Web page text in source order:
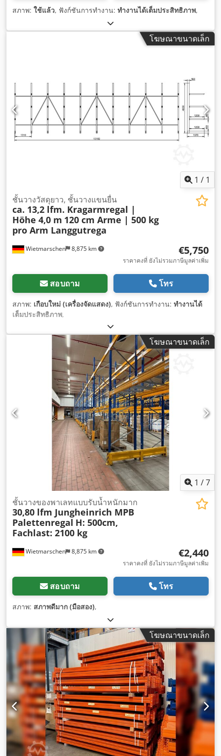
สภาพ: ใช้แล้ว, ฟังก์ชันการทำงาน: ทำงานได้เต็มประสิทธิภาพ,
โฆษณาขนาดเล็ก
1 / 1
Wietmarschen 8,875 km
ชั้นวางวัสดุยาว, ชั้นวางแขนยื่น
ca. 13,2 lfm. Kragarmregal |
Höhe 4,0 m 120 cm Arme | 500 kg
pro Arm Langgutrega
€5,750
ราคาคงที่ ยังไม่รวมภาษีมูลค่าเพิ่ม
สอบถาม โทร
สภาพ: เกือบใหม่ (เครื่องจัดแสดง), ฟังก์ชันการทำงาน: ทำงานได้
เต็มประสิทธิภาพ,
โฆษณาขนาดเล็ก
1 /7
Wietmarschen 8,875 km
ชั้นวางของพาเลทแบบรับน้ำหนักมาก
30,80 lfm Jungheinrich MPB
Palettenregal H: 500cm,
Fachlast: 2100 kg
€2,440
ราคาคงที่ ยังไม่รวมภาษีมูลค่าเพิ่ม
สอบถาม โทร
สภาพ: สภาพดีมาก (มือสอง),
โฆษณาขนาดเล็ก